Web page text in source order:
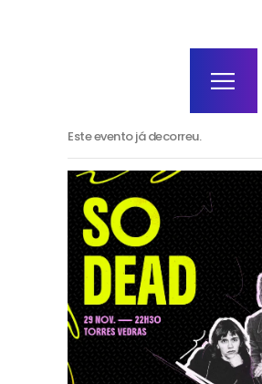
agenda / bilhetes
alugar
mais
Este evento já decorreu.